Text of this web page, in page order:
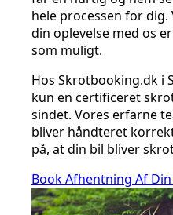
hele processen for
din oplevelse med os
som muligt.
Hos Skrotbooking.dk
kun en certificeret
sindet. Vores erfarne
bliver håndteret
på, at din bil bliver
Book Afhentning Af